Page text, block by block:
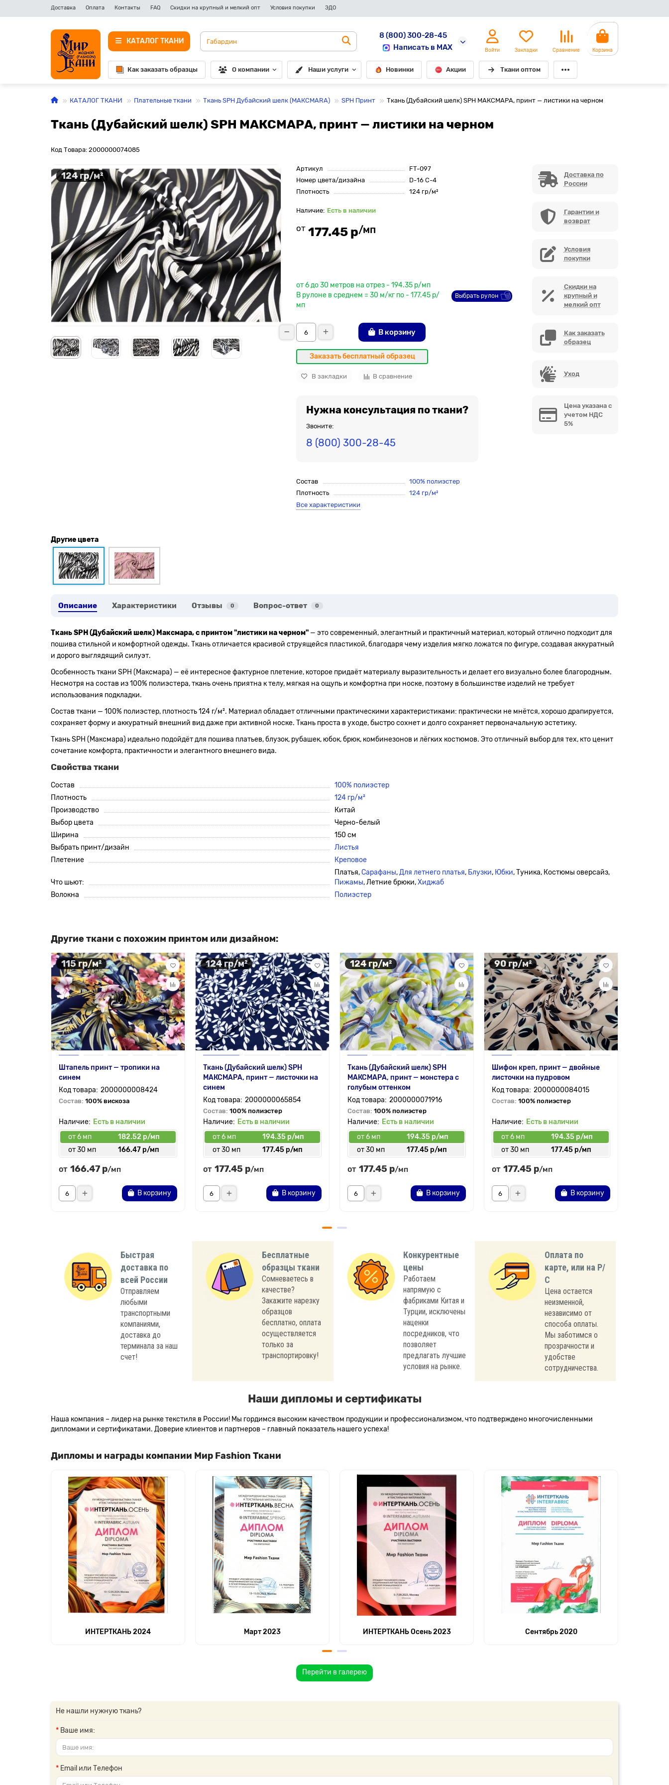
Доставка Оплата Контакты FAQ Скидки на крупный и мелкий опт Условия покупки ЭДО
КАТАЛОГ ТКАНИ
8 (800) 300-28-45
Написать в MAX
Войти Закладки Сравнение Корзина
Как заказать образцы О компании Наши услуги Новинки Акции Ткани оптом
КАТАЛОГ ТКАНИ Плательные ткани Ткань SPH Дубайский шелк (МАКСМАRА) SPH Принт Ткань (Дубайский шелк) SPH МАКСМАРА, принт — листики на черном
Ткань (Дубайский шелк) SPH МАКСМАРА, принт — листики на черном
Код Товара: 2000000074085
124 гр/м²
Артикул
FT-097
Номер цвета/дизайна
D-16 С-4
Плотность
124 гр/м²
Есть в наличии
от 177.45 р/мп
от 6 до 30 метров на отрез - 194.35 р/мп
В рулоне в среднем = 30 м/кг по - 177.45 р/
мп
Выбрать рулон
В корзину
Заказать бесплатный образец
В закладки В сравнение
Нужна консультация по ткани?
Звоните:
8 (800) 300-28-45
Состав
100% полиэстер
Плотность
124 гр/м²
Все характеристики
Доставка по
России
Гарантии и
возврат
Условия
покупки
Скидки на
крупный и
мелкий опт
Как заказать
образец
Уход
Цена указана с
учетом НДС
5%
Другие цвета
Описание Характеристики Отзывы 0 Вопрос-ответ 0
Ткань SPH (Дубайский шелк) Максмара, с принтом "листики на черном" — это современный, элегантный и практичный материал, который отлично подходит для
пошива стильной и комфортной одежды. Ткань отличается красивой струящейся пластикой, благодаря чему изделия мягко ложатся по фигуре, создавая аккуратный
и дорого выглядящий силуэт.
Особенность ткани SPH (Максмара) — её интересное фактурное плетение, которое придаёт материалу выразительность и делает его визуально более благородным.
Несмотря на состав из 100% полиэстера, ткань очень приятна к телу, мягкая на ощупь и комфортна при носке, поэтому в большинстве изделий не требует
использования подкладки.
Состав ткани — 100% полиэстер, плотность 124 г/м². Материал обладает отличными практическими характеристиками: практически не мнётся, хорошо драпируется,
сохраняет форму и аккуратный внешний вид даже при активной носке. Ткань проста в уходе, быстро сохнет и долго сохраняет первоначальную эстетику.
Ткань SPH (Максмара) идеально подойдёт для пошива платьев, блузок, рубашек, юбок, брюк, комбинезонов и лёгких костюмов. Это отличный выбор для тех, кто ценит
сочетание комфорта, практичности и элегантного внешнего вида.
Свойства ткани
Состав
100% полиэстер
Плотность
124 гр/м²
Производство
Китай
Выбор цвета
Черно-белый
Ширина
150 см
Выбрать принт/дизайн
Листья
Плетение
Креповое
Что шьют:
Платья,Сарафаны,Для летнего платья, Блузки, Юбки, Туника, Костюмы оверсайз,
Пижамы, Летние брюки,Хиджаб
Волокна
Полиэстер
Другие ткани с похожим принтом или дизайном:
115 гр/м²
Штапель принт — тропики на
синем
2000000008424
Состав: 100% вискоза
Есть в наличии
от 6 мп
182.52 р/мп
от 30 мп
166.47 р/мп
от 166.47 р/мп
В корзину
124 гр/м²
Ткань (Дубайский шелк) SPH
МАКСМАРА, принт — листочки на
синем
2000000065854
Состав: 100% полиэстер
Есть в наличии
от 6 мп
194.35 р/мп
от 30 мп
177.45 р/мп
от 177.45 р/мп
В корзину
124 гр/м²
Ткань (Дубайский шелк) SPH
МАКСМАРА, принт — монстера с
голубым оттенком
2000000071916
Состав: 100% полиэстер
Есть в наличии
от 6 мп
194.35 р/мп
от 30 мп
177.45 р/мп
от 177.45 р/мп
В корзину
90 гр/м²
Шифон креп, принт — двойные
листочки на пудровом
2000000084015
Состав: 100% полиэстер
Есть в наличии
от 6 мп
194.35 р/мп
от 30 мп
177.45 р/мп
от 177.45 р/мп
В корзину
Быстрая
доставка по
всей России
Отправляем
любыми
транспортными
компаниями,
доставка до
терминала за наш
счет!
Бесплатные
образцы ткани
Сомневаетесь в
качестве?
Закажите нарезку
образцов
бесплатно, оплата
осуществляется
только за
транспортировку!
Конкурентные
цены
Работаем
напрямую с
фабриками Китая и
Турции, исключены
наценки
посредников, что
позволяет
предлагать лучшие
условия на рынке.
Оплата по
карте, или на Р/
С
Цена остается
неизменной,
независимо от
способа оплаты.
Мы заботимся о
прозрачности и
удобстве
сотрудничества.
Наши дипломы и сертификаты
Наша компания – лидер на рынке текстиля в России! Мы гордимся высоким качеством продукции и профессионализмом, что подтверждено многочисленными
дипломами и сертификатами. Доверие клиентов и партнеров – главный показатель нашего успеха!
Дипломы и награды компании Мир Fashion Ткани
ИНТЕРТКАНЬ 2024 Март 2023 ИНТЕРТКАНЬ Осень 2023 Сентябрь 2020
Перейти в галерею
Не нашли нужную ткань?
Ваше имя:
Email или Телефон